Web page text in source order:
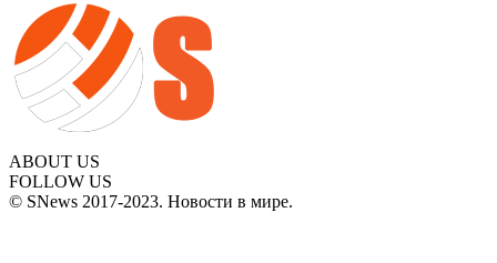
ABOUT US
FOLLOW US
© SNews 2017-2023. Новости в мире.